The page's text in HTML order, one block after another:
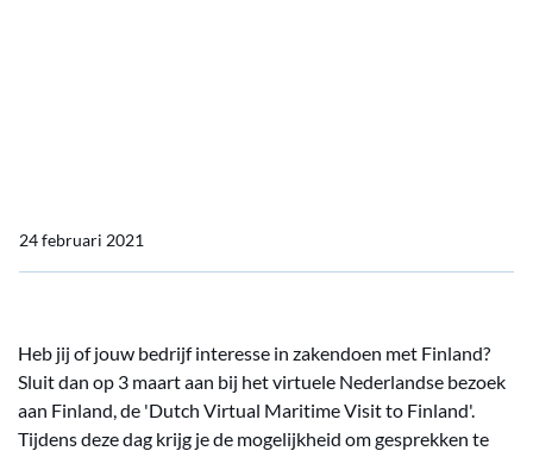
24 februari 2021
Heb jij of jouw bedrijf interesse in zakendoen met Finland?
Sluit dan op 3 maart aan bij het virtuele Nederlandse bezoek
aan Finland, de 'Dutch Virtual Maritime Visit to Finland'.
Tijdens deze dag krijg je de mogelijkheid om gesprekken te